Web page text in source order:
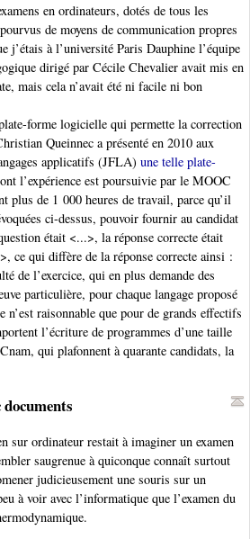
en ordinateurs, dotés de tous les
de moyens de communication propres
j’étais à l’université Paris Dauphine l’équipe
dirigé par Cécile Chevalier avait mis en
mais cela n’avait été ni facile ni bon
forme logicielle qui permette la correction
Queinnec a présenté en 2010 aux
applicatifs (JFLA) une telle plate-
l’expérience est poursuivie par le MOOC
plus de 1 000 heures de travail, parce qu’il
ci-dessus, pouvoir fournir au candidat
était <...>, la réponse correcte était
ce qui diffère de la réponse correcte ainsi :
de l’exercice, qui en plus demande des
particulière, pour chaque langage proposé
n’est raisonnable que pour de grands effectifs
l’écriture de programmes d’une taille
qui plafonnent à quarante candidats, la
sur ordinateur restait à imaginer un examen
saugrenue à quiconque connaît surtout
judicieusement une souris sur un
à voir avec l’informatique que l’examen du